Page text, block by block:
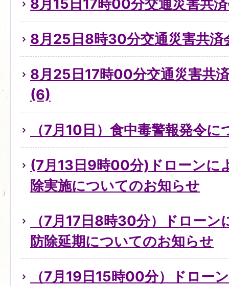
8月15日17時00分交通災害共
8月25日8時30分交通災害共
8月25日17時00分交通災害共
(6)
（7月10日）食中毒警報発令に
(7月13日9時00分)ドローンに
除実施についてのお知らせ
（7月17日8時30分）ドローン
防除延期についてのお知らせ
（7月19日15時00分）ドロー